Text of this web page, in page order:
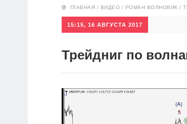
ГЛАВНАЯ / ВИДЕО / РОМАН ВОЛНОВИК /
15:15, 16 АВГУСТА 2017
Трейдниг по